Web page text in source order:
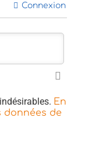
Connexion
En
données de